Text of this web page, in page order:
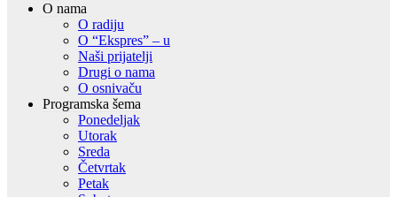
O nama
O radiju
O “Ekspres” – u
Naši prijatelji
Drugi o nama
O osnivaču
Programska šema
Ponedeljak
Utorak
Sreda
Četvrtak
Petak